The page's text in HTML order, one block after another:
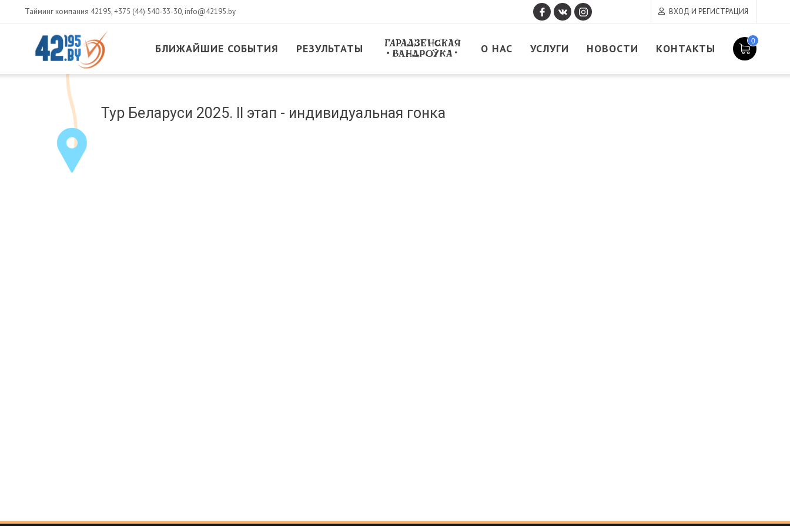
Тайминг компания 42195,+375 (44) 540-33-30, info@42195.by ВХОД И РЕГИСТРАЦИЯ
БЛИЖАЙШИЕ СОБЫТИЯ РЕЗУЛЬТАТЫ О НАС УСЛУГИ НОВОСТИ КОНТАКТЫ
0
CONTENT
14,
Тур Беларуси 2025. II этап - индивидуальная гонка